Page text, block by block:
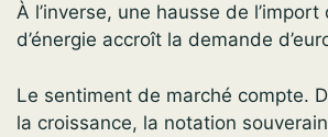
À l’inverse, une hausse de
d’énergie accroît la demande
Le sentiment de marché compte.
la croissance, la notation